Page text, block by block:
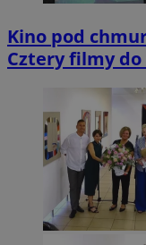
Kino pod
Cztery filmy